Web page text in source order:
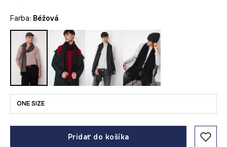
Farba: béžová
ONE SIZE
Pridať do košíka